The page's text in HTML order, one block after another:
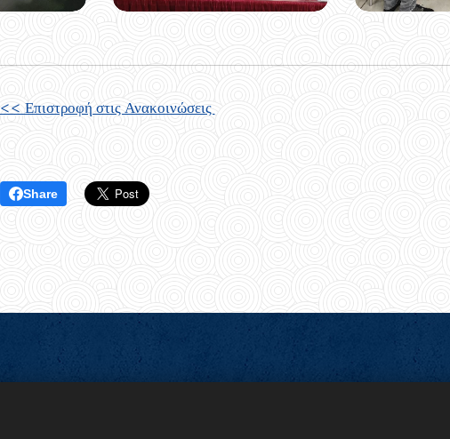
<< Επιστροφή στις Ανακοινώσεις
Share